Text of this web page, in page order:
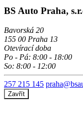
BS Auto Praha,
Bavorská 20
155 00 Praha 13
Otevírací doba
Po - Pá: 8:00 - 18:00
So: 8:00 - 12:00
257 215 145
Zavřít